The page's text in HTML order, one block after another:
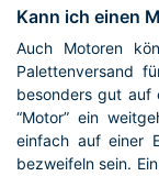
Kann ich einen
Auch Motoren
Palettenversand
besonders gut auf
“Motor” ein
einfach auf einer
bezweifeln sein.